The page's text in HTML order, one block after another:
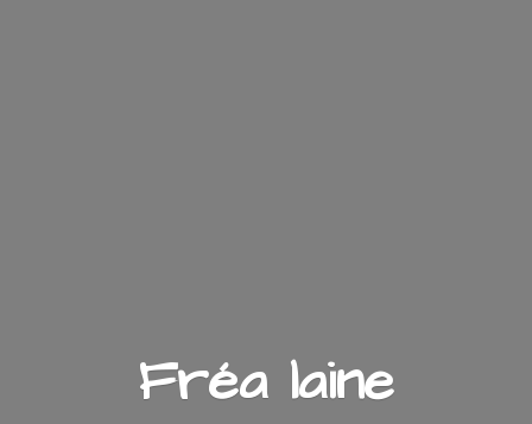
Fréa laine